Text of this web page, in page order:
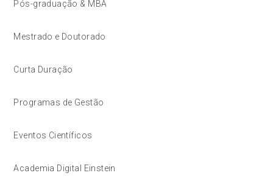
Pós-graduação & MBA
Mestrado e Doutorado
Curta Duração
Programas de Gestão
Eventos Científicos
Academia Digital Einstein